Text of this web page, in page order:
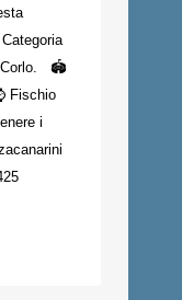
Corlo. 🏟️
Fischio
i